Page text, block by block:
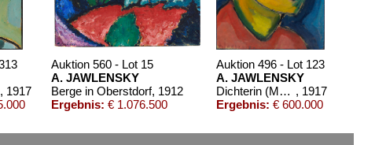
, 1917
Auktion 560 - Lot 15
A. JAWLENSKY
Berge in Oberstdorf, 1912
Ergebnis: € 1.076.500
Auktion 496 - Lot 123
A. JAWLENSKY
Dichterin (Mystischer Kopf) , 1917
Ergebnis: € 600.000